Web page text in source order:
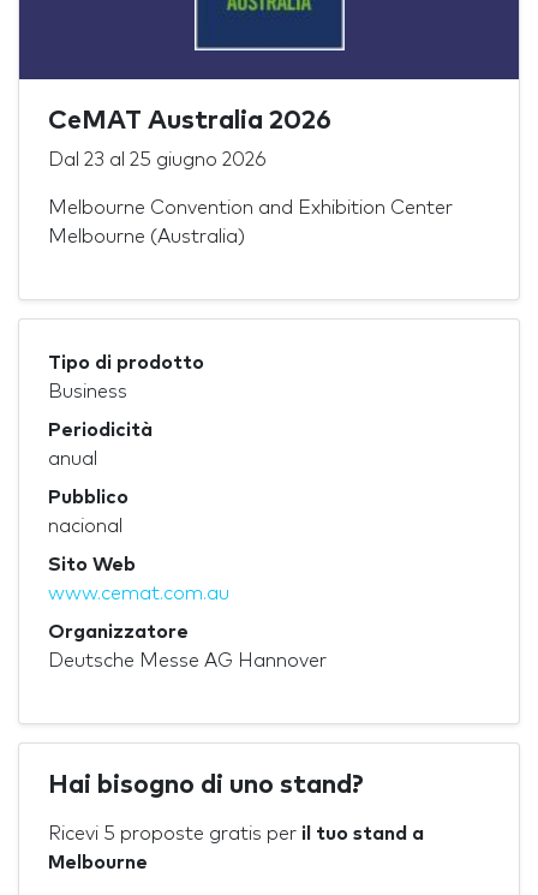
CeMAT Australia 2026
Dal 23 al 25 giugno 2026
Melbourne Convention and Exhibition Center
Melbourne (Australia)
Tipo di prodotto
Business
Periodicità
anual
Pubblico
nacional
Sito Web
www.cemat.com.au
Organizzatore
Deutsche Messe AG Hannover
Hai bisogno di uno stand?
Ricevi 5 proposte gratis per il tuo stand a
Melbourne